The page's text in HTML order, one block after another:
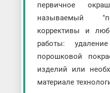
первичное
называемый
коррективы и
работы:
порошковой
изделий или
материале